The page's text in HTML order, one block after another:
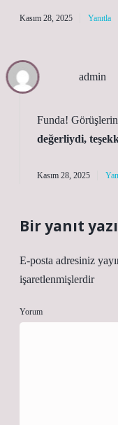
Kasım 28, 2025 Yanıtla
admin
Funda!
değerliydi,
Kasım 28, 2025
Bir yanıt
E-posta adresiniz
işaretlenmişlerdir
Yorum